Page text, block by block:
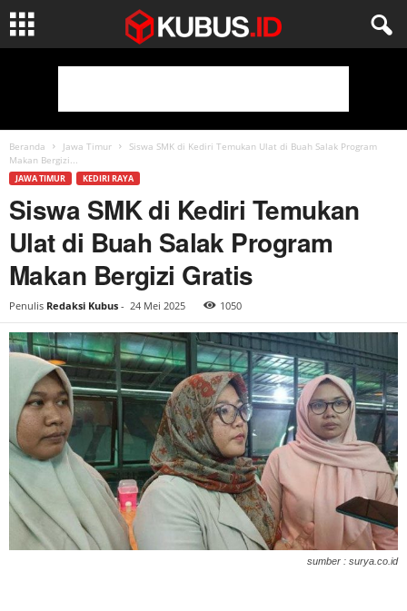
Beranda Jawa Timur
Siswa SMK di Kediri Temukan Ulat di Buah Salak Program
Makan Bergizi...
JAWA TIMUR KEDIRI RAYA
Siswa SMK di Kediri Temukan
Ulat di Buah Salak Program
Makan Bergizi Gratis
Penulis Redaksi Kubus - 24 Mei 2025 1050
sumber : surya.co.id